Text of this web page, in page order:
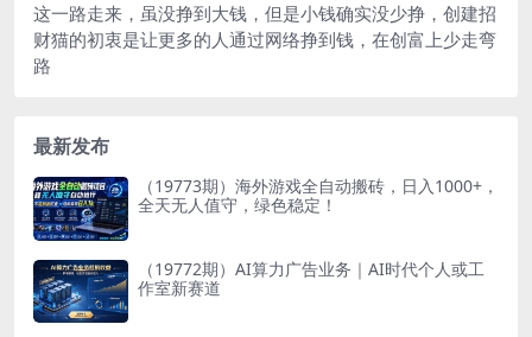
这一路走来，虽没挣到大钱，但是小钱确实没少挣，创建招
财猫的初衷是让更多的人通过网络挣到钱，在创富上少走弯
路
最新发布
（19773期）海外游戏全自动搬砖，日入1000+，
全天无人值守，绿色稳定！
（19772期）AI算力广告业务｜AI时代个人或工
作室新赛道